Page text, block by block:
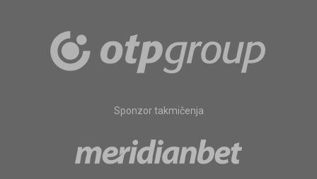
Sponzor takmičenja